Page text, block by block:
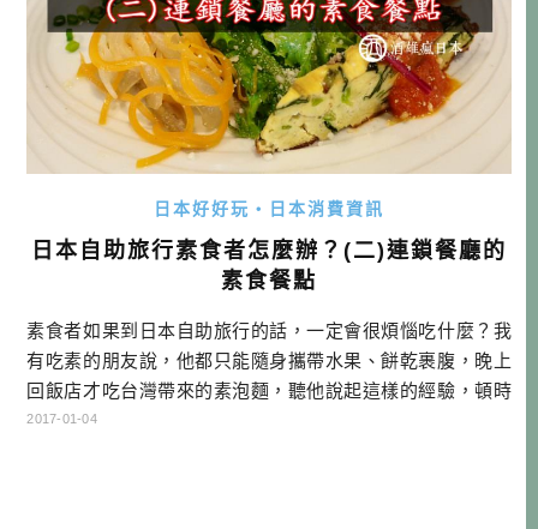
日本好好玩・日本消費資訊
日本自助旅行素食者怎麼辦？(二)連鎖餐廳的
素食餐點
素食者如果到日本自助旅行的話，一定會很煩惱吃什麼？我
有吃素的朋友說，他都只能隨身攜帶水果、餅乾裹腹，晚上
回飯店才吃台灣帶來的素泡麵，聽他說起這樣的經驗，頓時
感到非常的同情。…
2017-01-04